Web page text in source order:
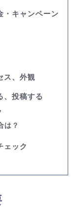
・キャンペーン
ス、外観
、投稿する
は？
ェック